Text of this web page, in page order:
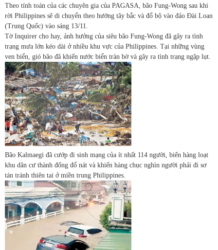
Theo tính toán của các chuyên gia của PAGASA, bão Fung-Wong sau khi
rời Philippines sẽ di chuyển theo hướng tây bắc và đổ bộ vào đảo Đài Loan
(Trung Quốc) vào sáng 13/11.
Tờ Inquirer cho hay, ảnh hưởng của siêu bão Fung-Wong đã gây ra tình
trạng mưa lớn kéo dài ở nhiều khu vực của Philippines. Tại những vùng
ven biển, gió bão đã khiến nước biển tràn bờ và gây ra tình trạng ngập lụt.
Bão Kalmaegi đã cướp đi sinh mạng của ít nhất 114 người, biến hàng loạt
khu dân cư thành đống đổ nát và khiến hàng chục nghìn người phải đi sơ
tán tránh thiên tai ở miền trung Philippines.